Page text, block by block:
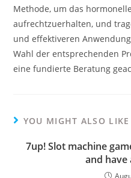
Methode, um das
aufrechtzuerhalten, und
und effektiveren
Wahl der entsprechenden
eine fundierte Beratung
YOU MIGHT ALSO LIKE
7up! Slot machine
and have